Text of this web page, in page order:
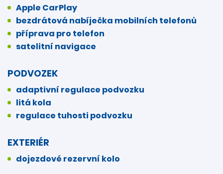
Apple CarPlay
bezdrátová nabíječka mobilních telefonů
příprava pro telefon
satelitní navigace
PODVOZEK
adaptivní regulace podvozku
litá kola
regulace tuhosti podvozku
EXTERIÉR
dojezdové rezervní kolo